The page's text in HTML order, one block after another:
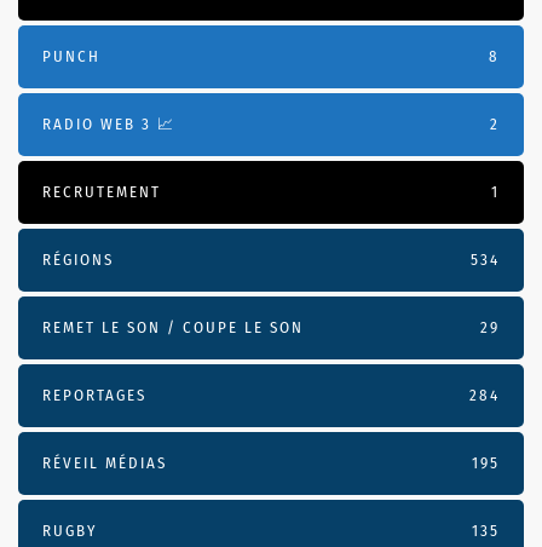
PUNCH 8
RADIO WEB 3 📈 2
RECRUTEMENT 1
RÉGIONS 534
REMET LE SON / COUPE LE SON 29
REPORTAGES 284
RÉVEIL MÉDIAS 195
RUGBY 135